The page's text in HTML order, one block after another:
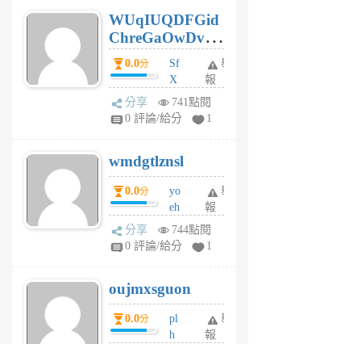
個
月
前
WUqIUQDFGid
ChreGaOwDv
dY0.0分
Sf
X
Pe
Jc
R
P
m
v
A
V
個
月
前
舉
報
分享
741點閱
0 評論/給分
1
wmdgtlznsl
0.0分
yo
eh
ld
gy
個
月
前
舉
報
分享
744點閱
0 評論/給分
1
oujmxsguon
0.0分
pl
h
舉
報